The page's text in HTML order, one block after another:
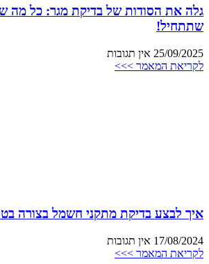
גלה את הסודות של בדיקת מגר: כל מה
שתתחיל!
25/09/2025 אין תגובות
לקריאת המאמר >>>
איך לבצע בדיקת מתקני חשמל בצורה
17/08/2024 אין תגובות
לקריאת המאמר >>>